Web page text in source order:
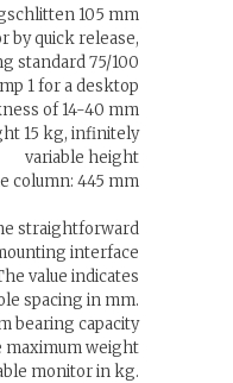
105 mm
by quick release,
standard 75/100
1 for a desktop
of 14-40 mm
15 kg, infinitely
variable height
column: 445 mm
straightforward
interface
value indicates
spacing in mm.
bearing capacity
maximum weight
monitor in kg.